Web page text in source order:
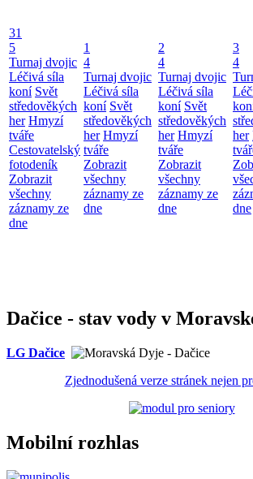
31
5
Turnaj dvojic
Léčivá síla
koní Svět
středověkých
her Hmyzí
tváře
Cestovatelský
fotodeník
Zobrazit
všechny
záznamy ze
dne
1
4
Turnaj dvojic
Léčivá síla
koní Svět
středověkých
her Hmyzí
tváře
Zobrazit
všechny
záznamy ze
dne
2
4
Turnaj dvojic
Léčivá síla
koní Svět
středověkých
her Hmyzí
tváře
Zobrazit
všechny
záznamy ze
dne
3
4
her
dne
Dačice - stav vody v
LG Dačice
Zjednodušená verze stránek nejen
Mobilní rozhlas